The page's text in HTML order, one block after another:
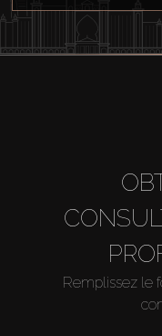
Remplissez le